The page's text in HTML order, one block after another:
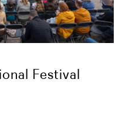
Festival